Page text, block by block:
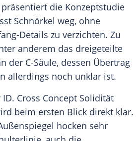
die Konzeptstudie
Schnörkel weg, ohne
Details zu verzichten. Zu
anderem das dreigeteilte
der C-Säule, dessen Übertrag
allerdings noch unklar ist.
Cross Concept Solidität
beim ersten Blick direkt klar.
hocken sehr